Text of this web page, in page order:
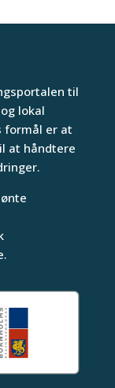
til
lokal
formål er at
at håndtere